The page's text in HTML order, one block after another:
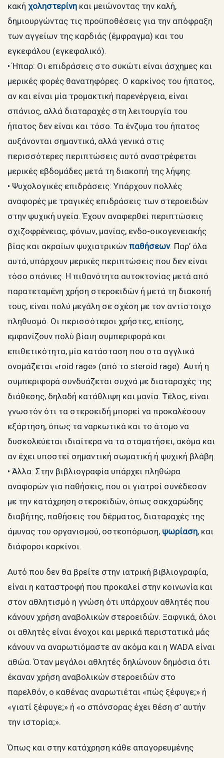
κακή χοληστερίνη και μειώνοντας την καλή,
δημιουργώντας τις προϋποθέσεις για την απόφραξη
των αγγείων της καρδιάς (έμφραγμα) και του
εγκεφάλου (εγκεφαλικό).
• Ήπαρ: Οι επιδράσεις στο συκώτι είναι άσχημες και
μερικές φορές θανατηφόρες. Ο καρκίνος του ήπατος,
αν και είναι μία τρομακτική παρενέργεια, είναι
σπάνιος, αλλά διαταραχές στη λειτουργία του
ήπατος δεν είναι και τόσο. Τα ένζυμα του ήπατος
αυξάνονται σημαντικά, αλλά γενικά στις
περισσότερες περιπτώσεις αυτό αναστρέφεται
μερικές εβδομάδες μετά τη διακοπή της λήψης.
• Ψυχολογικές επιδράσεις: Υπάρχουν πολλές
αναφορές με τραγικές επιδράσεις των στεροειδών
στην ψυχική υγεία. Έχουν αναφερθεί περιπτώσεις
σχιζοφρένειας, φόνων, μανίας, ενδο-οικογενειακής
βίας και ακραίων ψυχιατρικών παθήσεων. Παρ’ όλα
αυτά, υπάρχουν μερικές περιπτώσεις που δεν είναι
τόσο σπάνιες. Η πιθανότητα αυτοκτονίας μετά από
παρατεταμένη χρήση στεροειδών ή μετά τη διακοπή
τους, είναι πολύ μεγάλη σε σχέση με τον αντίστοιχο
πληθυσμό. Οι περισσότεροι χρήστες, επίσης,
εμφανίζουν πολύ βίαιη συμπεριφορά και
επιθετικότητα, μία κατάσταση που στα αγγλικά
ονομάζεται «roid rage» (από το steroid rage). Αυτή η
συμπεριφορά συνδυάζεται συχνά με διαταραχές της
διάθεσης, δηλαδή κατάθλιψη και μανία. Τέλος, είναι
γνωστόν ότι τα στεροειδή μπορεί να προκαλέσουν
εξάρτηση, όπως τα ναρκωτικά και το άτομο να
δυσκολεύεται ιδιαίτερα να τα σταματήσει, ακόμα και
αν έχει υποστεί σημαντική σωματική ή ψυχική βλάβη.
• Άλλα: Στην βιβλιογραφία υπάρχει πληθώρα
αναφορών για παθήσεις, που οι γιατροί συνέδεσαν
με την κατάχρηση στεροειδών, όπως σακχαρώδης
διαβήτης, παθήσεις του δέρματος, διαταραχές της
άμυνας του οργανισμού, οστεοπόρωση, ψωρίαση, και
διάφοροι καρκίνοι.
Αυτό που δεν θα βρείτε στην ιατρική βιβλιογραφία,
είναι η καταστροφή που προκαλεί στην κοινωνία και
στον αθλητισμό η γνώση ότι υπάρχουν αθλητές που
κάνουν χρήση αναβολικών στεροειδών. Ξαφνικά, όλοι
οι αθλητές είναι ένοχοι και μερικά περιστατικά μάς
κάνουν να αναρωτιόμαστε αν ακόμα και η WADA είναι
αθώα. Όταν μεγάλοι αθλητές δηλώνουν δημόσια ότι
έκαναν χρήση αναβολικών στεροειδών στο
παρελθόν, ο καθένας αναρωτιέται «πώς ξέφυγε;» ή
«γιατί ξέφυγε;» ή «ο σπόνσορας έχει θέση σ’ αυτήν
την ιστορία;».
Όπως και στην κατάχρηση κάθε απαγορευμένης